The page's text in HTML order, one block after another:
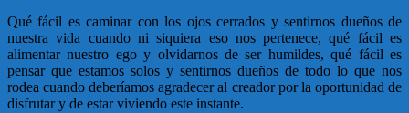
Qué fácil es caminar con los ojos cerrados y sentirnos dueños de
nuestra vida cuando ni siquiera eso nos pertenece, qué fácil es
alimentar nuestro ego y olvidarnos de ser humildes, qué fácil es
pensar que estamos solos y sentirnos dueños de todo lo que nos
rodea cuando deberíamos agradecer al creador por la oportunidad de
disfrutar y de estar viviendo este instante.